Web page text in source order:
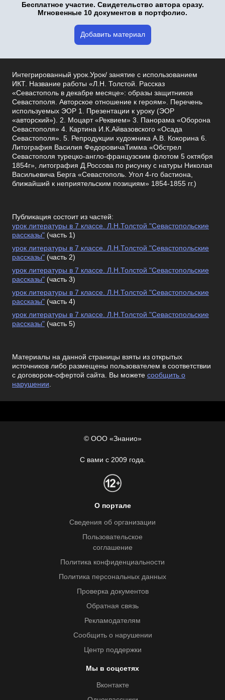
Бесплатное участие. Свидетельство автора сразу.
Мгновенные 10 документов в портфолио.
Добавить материал
Интегрированный урок.Урок/ занятие с использованием
ИКТ. Название работы «Л.Н. Толстой. Рассказ
«Севастополь в декабре месяце»: образы защитников
Севастополя. Авторское отношение к героям». Перечень
используемых ЭОР 1. Презентации к уроку (ЭОР
«авторский»). 2. Моцарт «Реквием» 3. Панорама «Оборона
Севастополя» 4. Картина И.К.Айвазовского «Осада
Севастополя». 5. Репродукции художника А.В. Кокорина 6.
Литография Василия ФедоровичаТимма «Обстрел
Севастополя турецко-англо-французским флотом 5 октября
1854г», литография Д.Россова по рисунку с натуры Николая
Васильевича Берга «Севастополь. Угол 4-го бастиона,
ближайший к неприятельским позициям» 1854-1855 гг.)
Публикация состоит из частей:
урок литературы в 7 классе. Л.Н.Толстой "Севастопольские
рассказы" (часть 1)
урок литературы в 7 классе. Л.Н.Толстой "Севастопольские
рассказы" (часть 2)
урок литературы в 7 классе. Л.Н.Толстой "Севастопольские
рассказы" (часть 3)
урок литературы в 7 классе. Л.Н.Толстой "Севастопольские
рассказы" (часть 4)
урок литературы в 7 классе. Л.Н.Толстой "Севастопольские
рассказы" (часть 5)
Материалы на данной страницы взяты из открытых
источников либо размещены пользователем в соответствии
с договором-офертой сайта. Вы можете сообщить о
нарушении.
© ООО «Знанио»
С вами с 2009 года.
О портале
Сведения об организации
Пользовательское
соглашение
Политика конфиденциальности
Политика персональных данных
Проверка документов
Обратная связь
Рекламодателям
Сообщить о нарушении
Центр поддержки
Мы в соцсетях
Вконтакте